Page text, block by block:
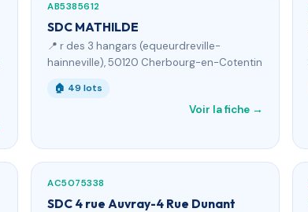
AB5385612
SDC MATHILDE
📍 r des 3 hangars (equeurdreville-
hainneville), 50120 Cherbourg-en-Cotentin
🏠 49 lots
Voir la fiche →
AC5075338
SDC 4 rue Auvray-4 Rue Dunant